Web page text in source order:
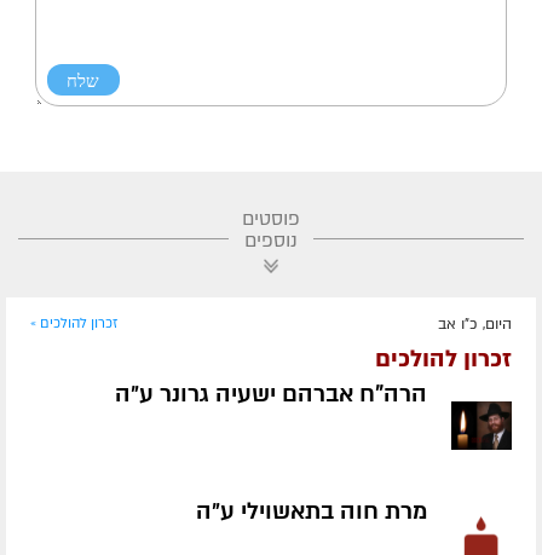
פוסטים
נוספים
היום, כ"ו אב זכרון להולכים »
זכרון להולכים
הרה"ח אברהם ישעיה גרונר ע״ה
מרת חוה בתאשוילי ע״ה